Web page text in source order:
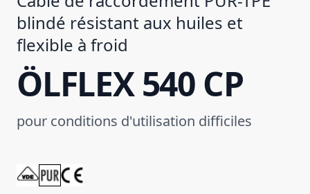
blindé résistant aux huiles et
flexible à froid
ÖLFLEX 540 CP
pour conditions d'utilisation difficiles